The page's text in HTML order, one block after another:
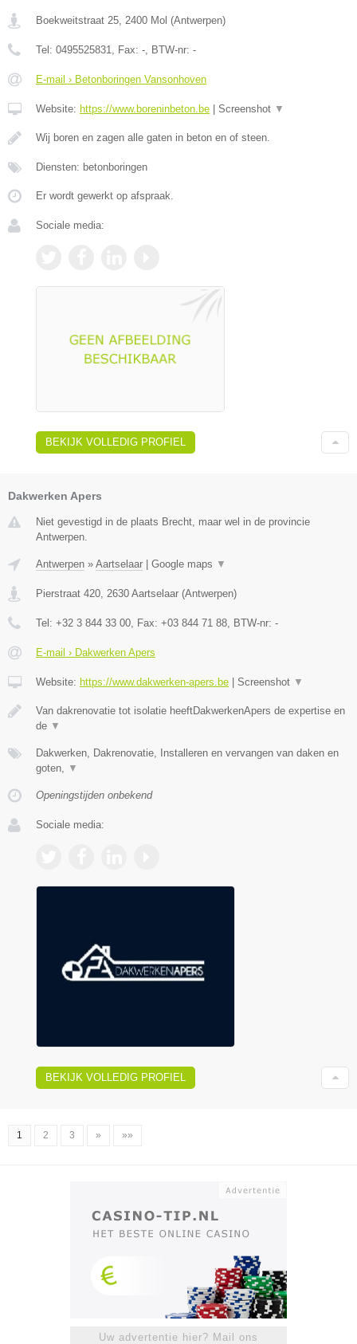
Boekweitstraat 25 2400 Mol (Antwerpen)
Tel: 0495525831 , Fax: - , BTW-nr: -
E-mail › Betonboringen Vansonhoven
Website: https://www.boreninbeton.be | Screenshot ▼
Wij boren en zagen alle gaten in beton en of steen.
Diensten: betonboringen
Er wordt gewerkt op afspraak.
Sociale media:
BEKIJK VOLLEDIG PROFIEL
Dakwerken Apers
Niet gevestigd in de plaats Brecht, maar wel in de provincie
Antwerpen.
Antwerpen » Aartselaar Google maps ▼
Pierstraat 420, 2630 Aartselaar (Antwerpen)
Tel: +32 3 844 33 00, Fax: +03 844 71 88, BTW-nr: -
E-mail › Dakwerken Apers
Website: https://www.dakwerken-apers.be Screenshot ▼
Van dakrenovatie tot isolatie heeftDakwerkenApers de expertise en
de ▼
Dakwerken, Dakrenovatie, Installeren en vervangen van daken en
goten, ▼
Openingstijden onbekend
Sociale media:
BEKIJK VOLLEDIG PROFIEL
1 2 3 » »»
Uw advertentie hier? Mail ons